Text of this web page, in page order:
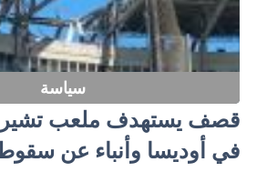
سياسة
قصف يستهدف ملعب
في أوديسا وأنباء عن